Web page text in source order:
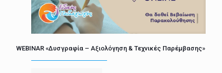
WEBINAR «Δυσγραφία – Αξιολόγηση & Τεχνικές Παρέμβασης»